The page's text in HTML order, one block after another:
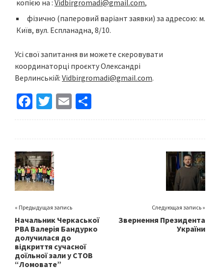
копією на : Vidbirgromadi@gmail.com,
фізично (паперовий варіант заявки) за адресою: м.
Київ, вул. Еспланадна, 8/10.
Усі свої запитання ви можете скеровувати
координаторці проєкту Олександрі
Верлинській: Vidbirgromadi@gmail.com.
Fa
ce
o
o
k
T
wi
er
E
m h
« Предыдущая запись
Начальник Черкаської
РВА Валерія Бандурко
долучилася до
відкриття сучасної
доїльної зали у СТОВ
“Ломовате”
Следующая запись »
Звернення Президента
України